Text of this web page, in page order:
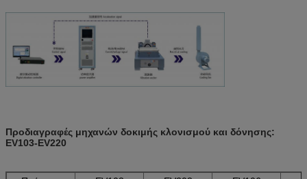
Προδιαγραφές μηχανών δοκιμής κλονισμού και δόνησης:
EV103-EV220